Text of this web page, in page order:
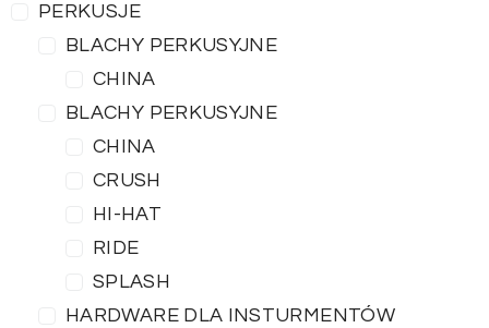
PERKUSJE
BLACHY PERKUSYJNE
CHINA
BLACHY PERKUSYJNE
CHINA
CRUSH
HI-HAT
RIDE
SPLASH
HARDWARE DLA INSTURMENTÓW